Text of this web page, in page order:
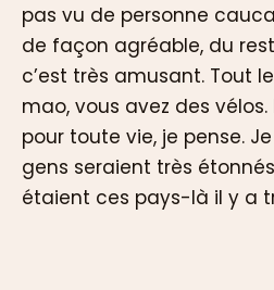
pas vu de personne
de façon agréable, du
c’est très amusant. Tout
mao, vous avez des vélos.
pour toute vie, je pense.
gens seraient très
étaient ces pays-là il y a